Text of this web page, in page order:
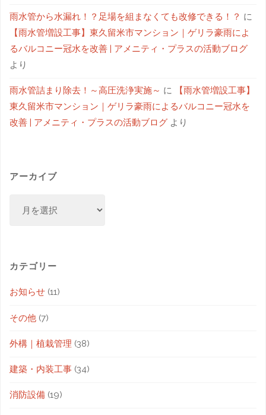
雨水管から水漏れ！？足場を組まなくても改修できる！？ に
【雨水管増設工事】東久留米市マンション｜ゲリラ豪雨によ
るバルコニー冠水を改善 | アメニティ・プラスの活動ブログ
より
雨水管詰まり除去！～高圧洗浄実施～ に
【雨水管増設工事】
東久留米市マンション｜ゲリラ豪雨によるバルコニー冠水を
改善 | アメニティ・プラスの活動ブログ より
アーカイブ
カテゴリー
お知らせ (11)
その他 (7)
外構｜植栽管理 (38)
建築・内装工事 (34)
消防設備 (19)